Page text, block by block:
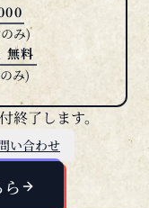
み)
無料
み)
終了します。
い合わせ
ら